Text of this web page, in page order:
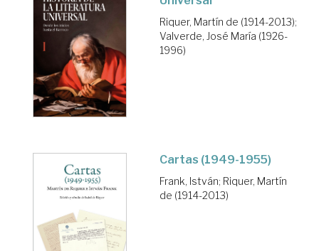
Riquer, Martín de (1914-2013);
Valverde, José María (1926-
1996)
Cartas (1949-1955)
Frank, István; Riquer, Martín
de (1914-2013)